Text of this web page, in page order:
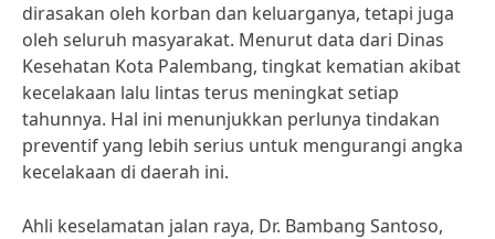
dirasakan oleh korban dan keluarganya, tetapi juga
oleh seluruh masyarakat. Menurut data dari Dinas
Kesehatan Kota Palembang, tingkat kematian akibat
kecelakaan lalu lintas terus meningkat setiap
tahunnya. Hal ini menunjukkan perlunya tindakan
preventif yang lebih serius untuk mengurangi angka
kecelakaan di daerah ini.
Ahli keselamatan jalan raya, Dr. Bambang Santoso,